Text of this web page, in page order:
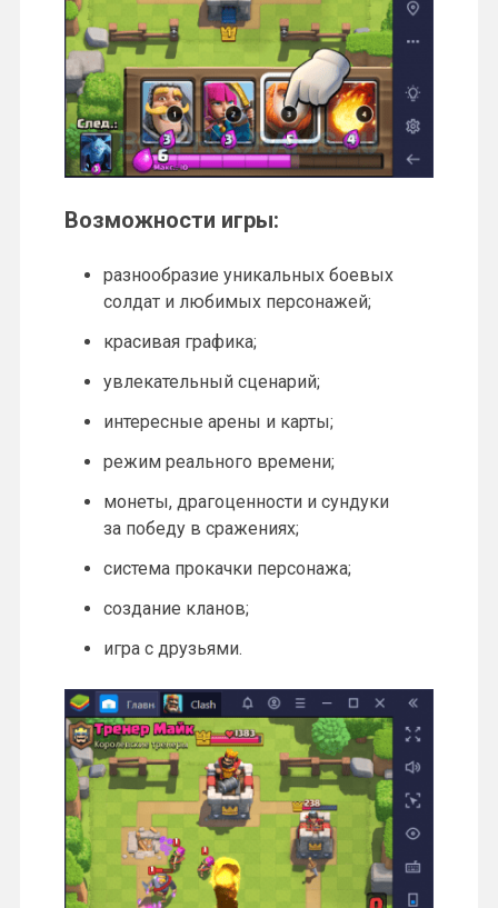
Возможности игры:
разнообразие уникальных боевых
солдат и любимых персонажей;
красивая графика;
увлекательный сценарий;
интересные арены и карты;
режим реального времени;
монеты, драгоценности и сундуки
за победу в сражениях;
система прокачки персонажа;
создание кланов;
игра с друзьями.